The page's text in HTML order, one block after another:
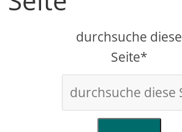
durchsuche diese
Seite*